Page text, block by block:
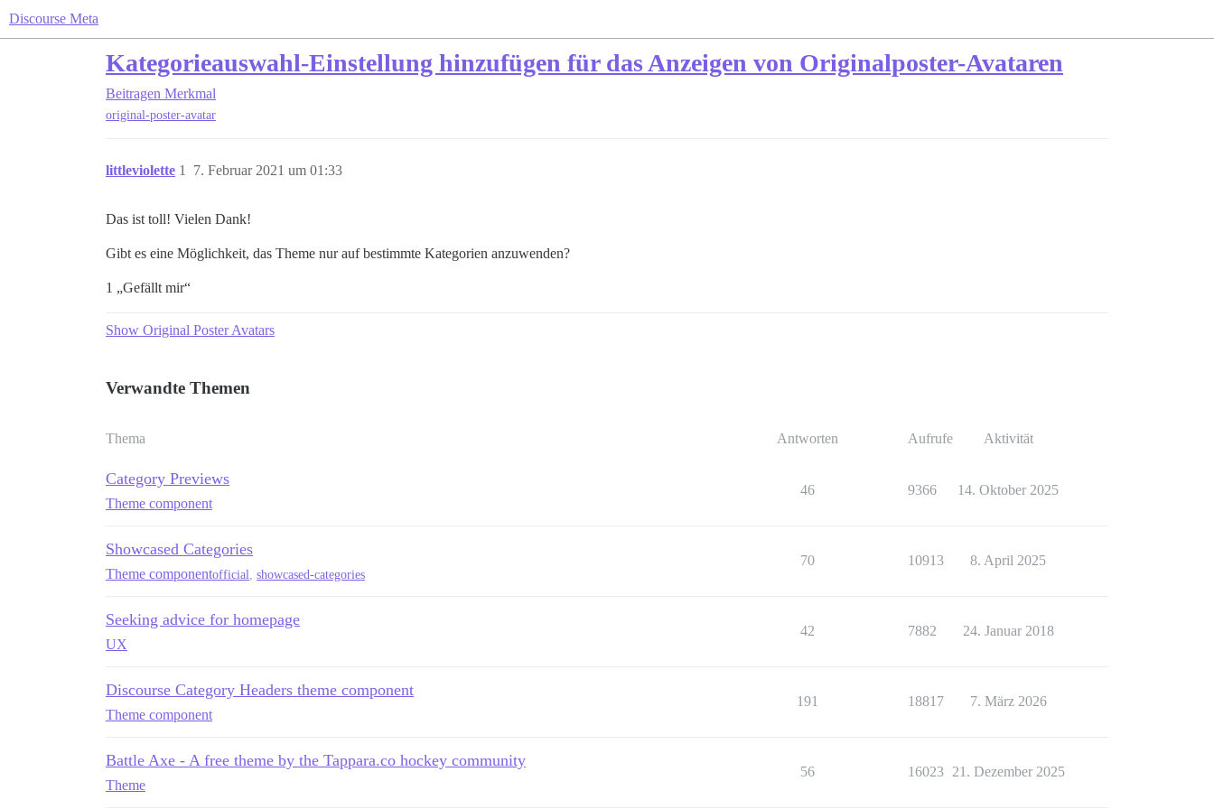
Discourse Meta
Kategorieauswahl-Einstellung hinzufügen für das Anzeigen von Originalposter-Avataren
Beitragen Merkmal
original-poster-avatar
littleviolette 7. Februar 2021 um 01:33
1
Das ist toll! Vielen Dank!
Gibt es eine Möglichkeit, das Theme nur auf bestimmte Kategorien anzuwenden?
1 „Gefällt mir“
Show Original Poster Avatars
Verwandte Themen
Thema Antworten Aufrufe Aktivität
Category Previews
Theme component
46 9366 14. Oktober 2025
Showcased Categories
Theme componentofficial showcased-categories
70 10913 8. April 2025
Seeking advice for homepage
UX
42 7882 24. Januar 2018
Discourse Category Headers theme component
Theme component
191 18817 7. März 2026
Battle Axe - A free theme by the Tappara.co hockey community
Theme
56 16023 21. Dezember 2025